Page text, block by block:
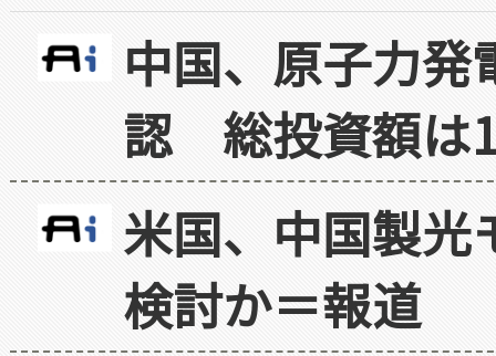
中国、原子力
認 総投資額は
米国、中国製光
検討か＝報道